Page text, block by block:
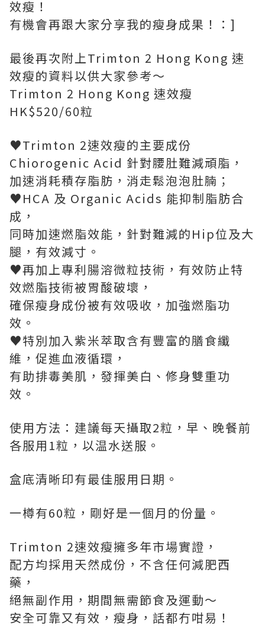
效瘦！
有機會再跟大家分享我的瘦身成果！：]
最後再次附上Trimton 2 Hong Kong 速
效瘦的資料以供大家參考～
Trimton 2 Hong Kong 速效瘦
HK$520/60粒
♥Trimton 2速效瘦的主要成份
Chiorogenic Acid 針對腰肚難減頑脂，
加速消耗積存脂肪，消走鬆泡泡肚腩；
♥HCA 及 Organic Acids 能抑制脂肪合
成，
同時加速燃脂效能，針對難減的Hip位及大
腿，有效減寸。
♥再加上專利腸溶微粒技術，有效防止特
效燃脂技術被胃酸破壞，
確保瘦身成份被有效吸收，加強燃脂功
效。
♥特別加入紫米萃取含有豐富的膳食纖
維，促進血液循環，
有助排毒美肌，發揮美白、修身雙重功
效。
使用方法：建議每天攝取2粒，早、晚餐前
各服用1粒，以温水送服。
盒底清晰印有最佳服用日期。
一樽有60粒，剛好是一個月的份量。
Trimton 2速效瘦擁多年市場實證，
配方均採用天然成份，不含任何減肥西
藥，
絕無副作用，期間無需節食及運動～
安全可靠又有效，瘦身，話都冇咁易！